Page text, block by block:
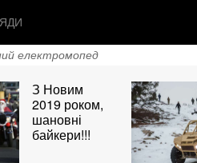
електромопед
З Новим
2019 роком,
шановні
байкери!!!